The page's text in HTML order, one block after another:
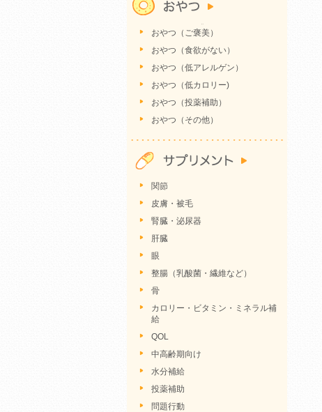
おやつ（ご褒美）
おやつ（食欲がない）
おやつ（低アレルゲン）
おやつ（低カロリー)
おやつ（投薬補助）
おやつ（その他）
関節
皮膚・被毛
腎臓・泌尿器
肝臓
眼
整腸（乳酸菌・繊維など）
骨
カロリー・ビタミン・ミネラル補
給
QOL
中高齢期向け
水分補給
投薬補助
問題行動